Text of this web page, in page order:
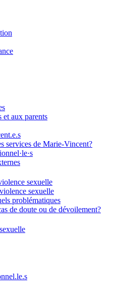
et aux parents
services de Marie-Vincent?
sexuelle
sexuelle
problématiques
de doute ou de dévoilement?